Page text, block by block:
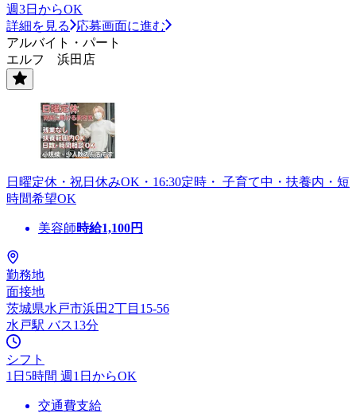
週3日からOK
詳細を見る
応募画面に進む
アルバイト・パート
エルフ 浜田店
日曜定休・祝日休みOK・16:30定時・ 子育て中・扶養内・短
時間希望OK
美容師時給1,100円
勤務地
面接地
茨城県水戸市浜田2丁目15-56
水戸駅 バス13分
シフト
1日5時間 週1日からOK
交通費支給